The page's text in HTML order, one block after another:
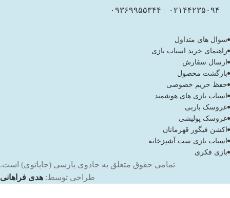
۰۲۱۴۴۲۳۵۰۹۴ | ۰۹۳۶۹۹۵۵۳۴۴
سوال های متداول
راهنمای خرید اسباب بازی
ارسال سفارش
بازگشت محصول
حفظ حریم خصوصی
اسباب بازی های هوشمند
عروسک باربی
عروسک پولیشی
اکشن فیگور قهرمانان
اسباب بازی ست آشپزخانه
بازی فکری
تمامی حقوق متعلق به جادوی پارسی (جاپاتوی) است.
طراحی توسط: هدی فراهانی